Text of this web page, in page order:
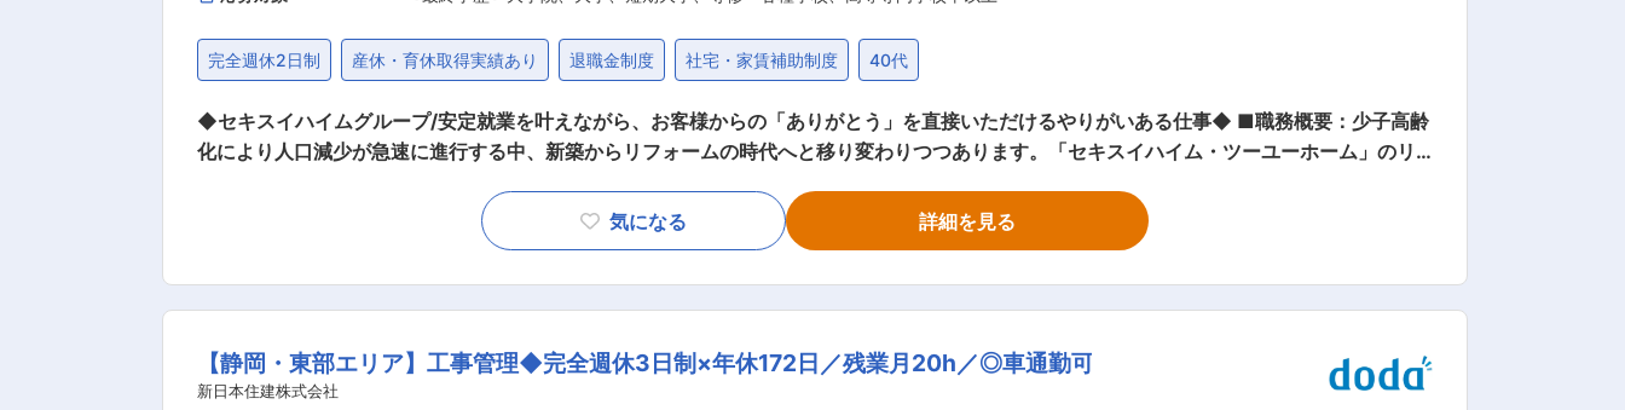
完全週休2日制 産休・育休取得実績あり 退職金制度 社宅・家賃補助制度 40代
◆セキスイハイムグループ/安定就業を叶えながら、お客様からの「ありがとう」を直接いただけるやりがいある仕事◆ ■職務概要：少子高齢
化により人口減少が急速に進行する中、新築からリフォームの時代へと移り変わりつつあります。「セキスイハイム・ツーユーホーム」のリ
事中の現場管理 ・その他近隣住民の方々への対応等。 ※担当していただく案件：セキスイハイム・ツーユーホーム（S造・木造）、その他内
装、改築工事、エクステリア、水廻り等 ※工期：平均２〜３週間 / 案件金額：10〜2000万円程度 ■その他： ・担当エリア：基本的には配
ます。30〜50代ののメンバーが多く、中途採用の方も長期就業をされております。 ■評価制度：自身で目標設定をして頂き、二か月に一度上
長と面談を実施しております。 ■資格手当等：各種資格取得祝金制度、資格取得支援制度等も充実しており、資格手当、住宅手当等各種手当
気になる 詳細を見る
【静岡・東部エリア】工事管理◆完全週休3日制×年休172日／残業月20h／◎車通勤可
新日本住建株式会社